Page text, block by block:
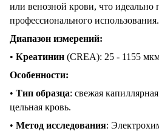
или венозной крови, что идеально
профессионального использования.
Диапазон измерений:
• Креатинин (CREA): 25 - 1155
Особенности:
• Тип образца: свежая
цельная кровь.
• Метод исследования: